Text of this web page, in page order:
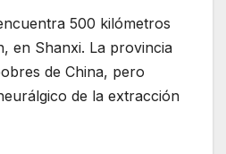
500 kilómetros
en Shanxi. La provincia
de China, pero
de la extracción